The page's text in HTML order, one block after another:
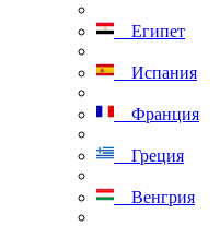
Египет
Испания
Франция
Греция
Венгрия